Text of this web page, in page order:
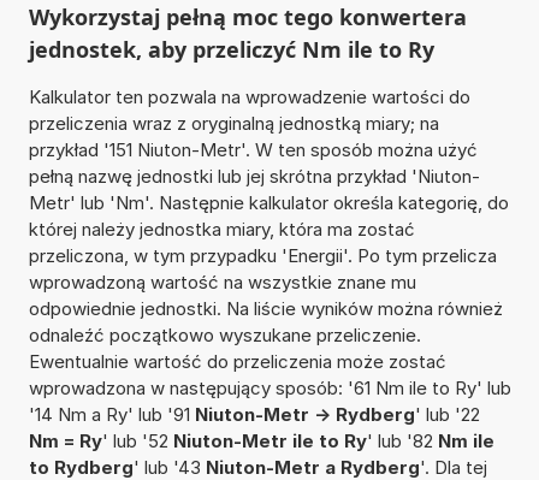
Wykorzystaj pełną moc tego konwertera
jednostek, aby przeliczyć Nm ile to Ry
Kalkulator ten pozwala na wprowadzenie wartości do
przeliczenia wraz z oryginalną jednostką miary; na
przykład '151 Niuton-Metr'. W ten sposób można użyć
pełną nazwę jednostki lub jej skrótna przykład 'Niuton-
Metr' lub 'Nm'. Następnie kalkulator określa kategorię, do
której należy jednostka miary, która ma zostać
przeliczona, w tym przypadku 'Energii'. Po tym przelicza
wprowadzoną wartość na wszystkie znane mu
odpowiednie jednostki. Na liście wyników można również
odnaleźć początkowo wyszukane przeliczenie.
Ewentualnie wartość do przeliczenia może zostać
wprowadzona w następujący sposób: '61 Nm ile to Ry' lub
'14 Nm a Ry' lub '91 Niuton-Metr -> Rydberg' lub '22
Nm = Ry' lub '52 Niuton-Metr ile to Ry' lub '82 Nm ile
to Rydberg' lub '43 Niuton-Metr a Rydberg'. Dla tej